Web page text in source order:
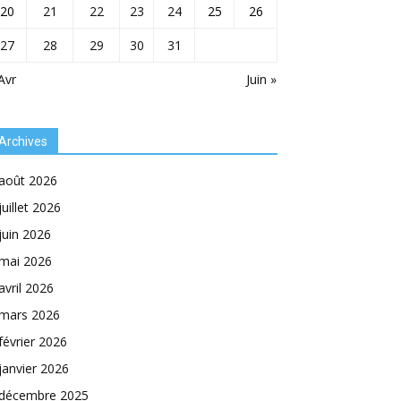
Juin »
20 21 22 23 24 25
26
27
28 29 30 31
2026
2026
2026
2026
2026
2026
2026
2026
2025